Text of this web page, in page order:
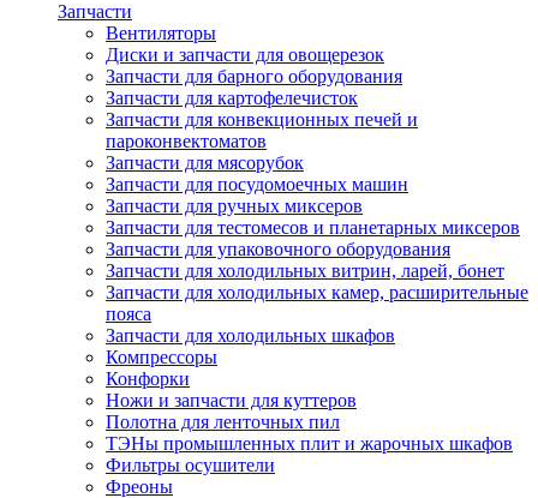
Запчасти
Вентиляторы
Диски и запчасти для овощерезок
Запчасти для барного оборудования
Запчасти для картофелечисток
Запчасти для конвекционных печей и
пароконвектоматов
Запчасти для мясорубок
Запчасти для посудомоечных машин
Запчасти для ручных миксеров
Запчасти для тестомесов и планетарных миксеров
Запчасти для упаковочного оборудования
Запчасти для холодильных витрин, ларей, бонет
Запчасти для холодильных камер, расширительные
пояса
Запчасти для холодильных шкафов
Компрессоры
Конфорки
Ножи и запчасти для куттеров
Полотна для ленточных пил
ТЭНы промышленных плит и жарочных шкафов
Фильтры осушители
Фреоны